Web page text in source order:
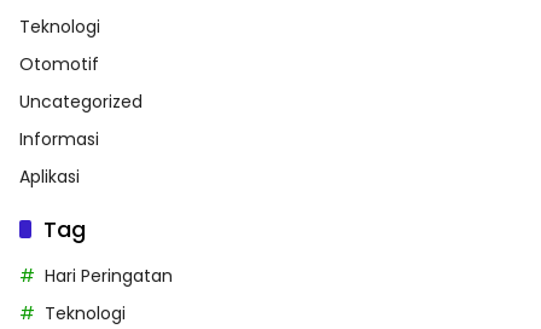
Teknologi
Otomotif
Uncategorized
Informasi
Aplikasi
Tag
Hari Peringatan
Teknologi